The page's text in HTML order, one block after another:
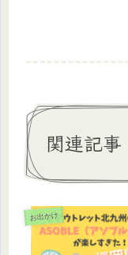
関連記事
お出かけ